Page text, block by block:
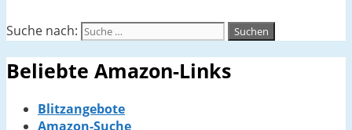
Suche nach:
Beliebte Amazon-Links
Blitzangebote
Amazon-Suche